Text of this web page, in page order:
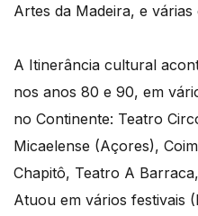
Artes da Madeira, e várias
A Itinerância cultural
nos anos 80 e 90, em
no Continente: Teatro
Micaelense (Açores),
Chapitô, Teatro A
Atuou em vários festivais